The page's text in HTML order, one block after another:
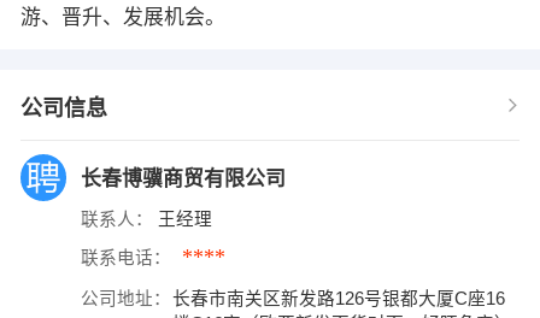
游、晋升、发展机会。
公司信息
长春博骥商贸有限公司
联系人： 王经理
联系电话： ****
公司地址：
长春市南关区新发路126号银都大厦C座16